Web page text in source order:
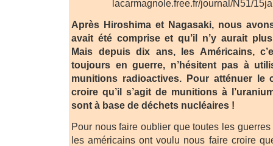
lacarmagnole.free.fr/journal/N51/
Après Hiroshima et Nagasaki, nous
avait été comprise et qu’il n’y aurait
Mais depuis dix ans, les Américains,
toujours en guerre, n’hésitent pas à
munitions radioactives. Pour atténuer le
croire qu’il s’agit de munitions à
sont à base de déchets nucléaires !
Pour nous faire oublier que toutes les
les américains ont voulu nous faire croire